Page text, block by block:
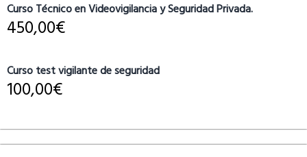
Curso Técnico en Videovigilancia y Seguridad Privada.
450,00€
Curso test vigilante de seguridad
100,00€